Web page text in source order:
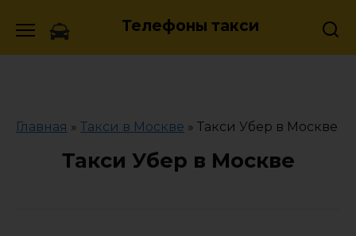
Телефоны такси
Главная » Такси в Москве » Такси Убер в Москве
Такси Убер в Москве